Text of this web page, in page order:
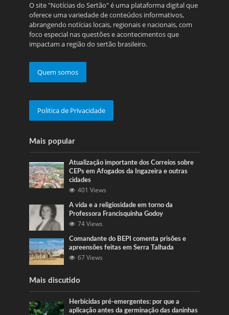
O site "Notícias do Sertão" é uma plataforma digital que
oferece uma variedade de conteúdos informativos,
abrangendo notícias locais, regionais e nacionais, com
foco especial nas questões e acontecimentos que
impactam a região do sertão brasileiro.
Quem somos
Politica de Privacidade
Mais popular
Atualização importante dos Correios sobre
CEPs em Afogados da Ingazeira e outras
cidades
401 Views
A vida e a religiosidade em torno da
Professora Francisquinha Godoy
74 Views
Comandante do BEPI comenta prisões e
apreensões feitas em Serra Talhada
67 Views
Mais discutido
Herbicidas pré-emergentes: por que a
aplicação antes da germinação das daninhas